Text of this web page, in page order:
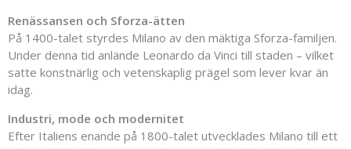
Renässansen och Sforza-ätten
På 1400-talet styrdes Milano av den mäktiga Sforza-familjen.
Under denna tid anlände Leonardo da Vinci till staden – vilket
satte konstnärlig och vetenskaplig prägel som lever kvar än
idag.
Industri, mode och modernitet
Efter Italiens enande på 1800-talet utvecklades Milano till ett